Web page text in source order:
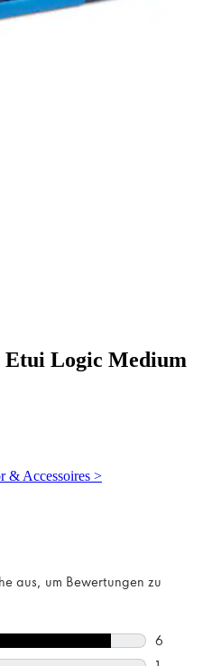
Etui Logic Medium
& Accessoires >